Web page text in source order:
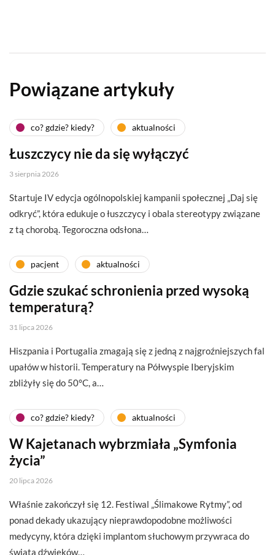
Powiązane artykuły
co? gdzie? kiedy? aktualności
Łuszczycy nie da się wyłączyć
3 sierpnia 2026
Startuje IV edycja ogólnopolskiej kampanii społecznej „Daj się
odkryć”, która edukuje o łuszczycy i obala stereotypy związane
z tą chorobą. Tegoroczna odsłona…
pacjent aktualności
Gdzie szukać schronienia przed wysoką
temperaturą?
31 lipca 2026
Hiszpania i Portugalia zmagają się z jedną z najgroźniejszych fal
upałów w historii. Temperatury na Półwyspie Iberyjskim
zbliżyły się do 50°C, a…
co? gdzie? kiedy? aktualności
W Kajetanach wybrzmiała „Symfonia
życia”
20 lipca 2026
Właśnie zakończył się 12. Festiwal „Ślimakowe Rytmy”, od
ponad dekady ukazujący nieprawdopodobne możliwości
medycyny, która dzięki implantom słuchowym przywraca do
świata dźwięków…